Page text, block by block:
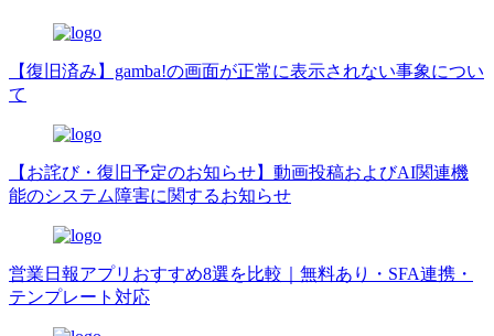
【復旧済み】gamba!の画面が正常に表示されない事象につい
て
【お詫び・復旧予定のお知らせ】動画投稿およびAI関連機
能のシステム障害に関するお知らせ
営業日報アプリおすすめ8選を比較｜無料あり・SFA連携・
テンプレート対応